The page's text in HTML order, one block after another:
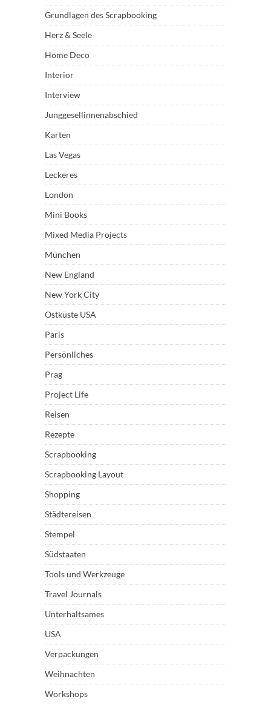
Grundlagen des Scrapbooking
Herz & Seele
Home Deco
Interior
Interview
Junggesellinnenabschied
Karten
Las Vegas
Leckeres
London
Mini Books
Mixed Media Projects
München
New England
New York City
Ostküste USA
Paris
Persönliches
Prag
Project Life
Reisen
Rezepte
Scrapbooking
Scrapbooking Layout
Shopping
Städtereisen
Stempel
Südstaaten
Tools und Werkzeuge
Travel Journals
Unterhaltsames
USA
Verpackungen
Weihnachten
Workshops